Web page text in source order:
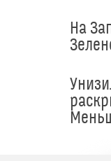
На